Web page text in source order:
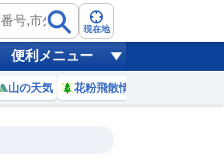
現在地
便利メニュー
山の天気 花粉飛散情報